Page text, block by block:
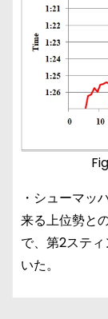
・シューマッ
来る上位勢と
で、第2ステ
いた。